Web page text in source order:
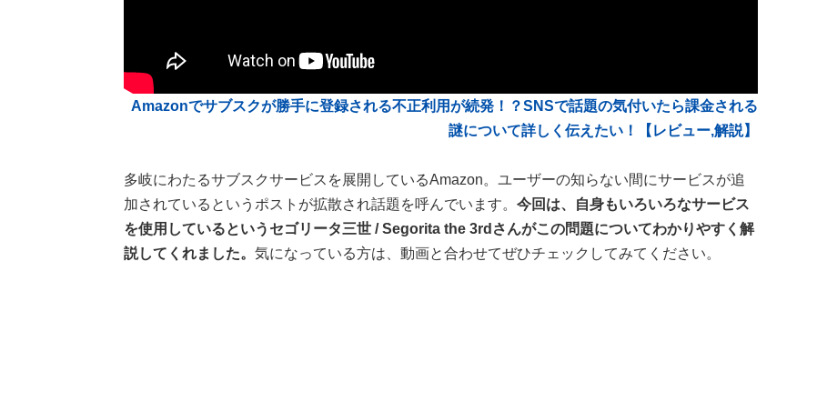
Amazonでサブスクが勝手に登録される不正利用が続発！？SNSで話題の気付いたら課金される
謎について詳しく伝えたい！【レビュー,解説】
多岐にわたるサブスクサービスを展開しているAmazon。ユーザーの知らない間にサービスが追
加されているというポストが拡散され話題を呼んでいます。 今回は、自身もいろいろなサービス
を使用しているというセゴリータ三世 / Segorita the 3rdさんがこの問題についてわかりやすく解
説してくれました。 気になっている方は、動画と合わせてぜひチェックしてみてください。